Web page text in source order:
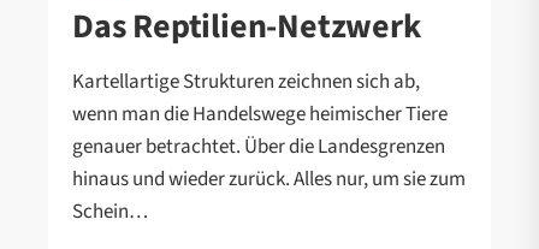
Das Reptilien-Netzwerk
Kartellartige Strukturen zeichnen sich ab,
wenn man die Handelswege heimischer Tiere
genauer betrachtet. Über die Landesgrenzen
hinaus und wieder zurück. Alles nur, um sie zum
Schein…